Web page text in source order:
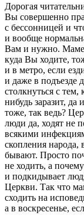
Дорогая
Вы совершенно
с бессонницей и
и вообще
Вам и нужно. Маме
куда Вы ходите,
и в метро, если
и даже в подъезде
столкнуться с
нибудь заразит,
тоже, так ведь?
люди да, ходят не
всякими
скопления
бывают. Просто
не ходить, а
и подкидывает
Церкви. Так что
сходить на
а в воскресенье,